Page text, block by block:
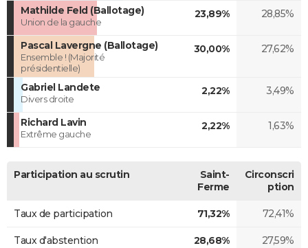
Mathilde Feld (Ballotage)
Union de la gauche
23,89% 28,85%
Pascal Lavergne (Ballotage)
Ensemble ! (Majorité
présidentielle)
30,00% 27,62%
Gabriel Landete
Divers droite
2,22% 3,49%
Richard Lavin
Extrême gauche
2,22% 1,63%
Participation au scrutin
Saint-
Ferme
Circonscri
ption
Taux de participation 71,32% 72,41%
Taux d'abstention 28,68% 27,59%